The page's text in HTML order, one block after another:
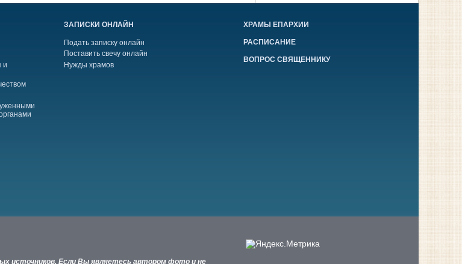
и
ЗАПИСКИ ОНЛАЙН
Подать записку онлайн
Поставить свечу онлайн
Нужды храмов
ХРАМЫ ЕПАРХИИ
РАСПИСАНИЕ
ВОПРОС СВЯЩЕННИКУ
источников. Если Вы являетесь автором фото и не